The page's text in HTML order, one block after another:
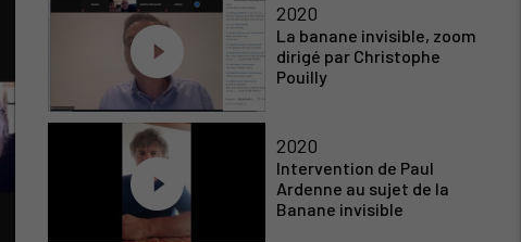
2020
La banane invisible, zoom
dirigé par Christophe
Pouilly
2020
Intervention de Paul
Ardenne au sujet de la
Banane invisible